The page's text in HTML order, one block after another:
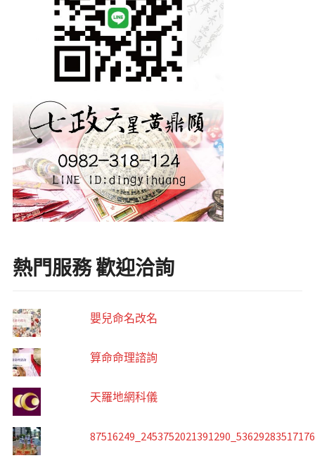
熱門服務 歡迎洽詢
嬰兒命名改名
算命命理諮詢
天羅地網科儀